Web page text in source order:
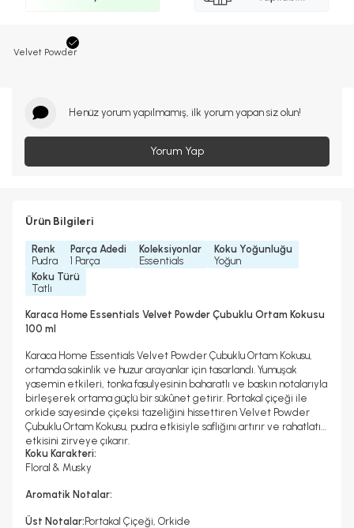
Velvet Powder
Henüz yorum yapılmamış, ilk yorum yapan siz olun!
Yorum Yap
Ürün Bilgileri
Renk
Pudra
Parça Adedi
1 Parça
Koleksiyonlar
Essentials
Koku Yoğunluğu
Yoğun
Koku Türü
Tatlı
Karaca Home Essentials Velvet Powder Çubuklu Ortam Kokusu
100 ml
Karaca Home Essentials Velvet Powder Çubuklu Ortam Kokusu,
ortamda sakinlik ve huzur arayanlar için tasarlandı. Yumuşak
yasemin etkileri, tonka fasulyesinin baharatlı ve baskın notalarıyla
birleşerek ortama güçlü bir sükûnet getirir. Portakal çiçeği ile
orkide sayesinde çiçeksi tazeliğini hissettiren Velvet Powder
Çubuklu Ortam Kokusu, pudra etkisiyle saflığını artırır ve rahatlatıcı
etkisini zirveye çıkarır.
Koku Karakteri:
Floral & Musky
Aromatik Notalar:
Üst Notalar: Portakal Çiçeği, Orkide